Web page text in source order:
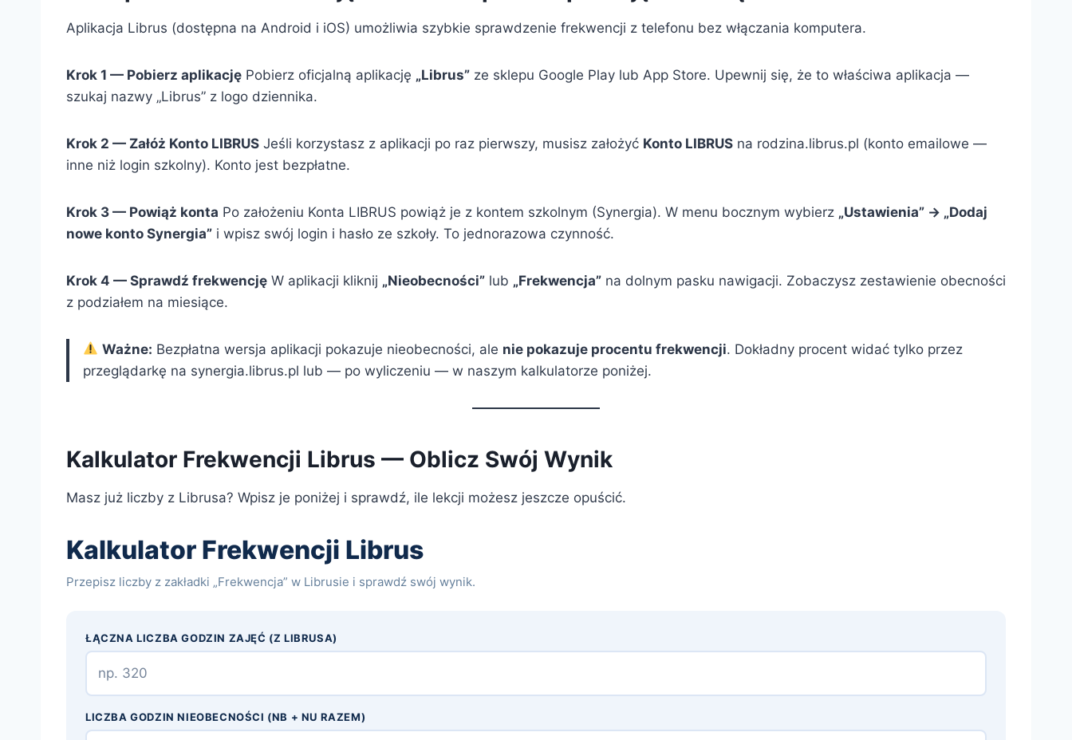
Aplikacja Librus (dostępna na Android i iOS) umożliwia szybkie sprawdzenie frekwencji z telefonu bez włączania komputera.
Krok 1 — Pobierz aplikację Pobierz oficjalną aplikację „Librus” ze sklepu Google Play lub App Store. Upewnij się, że to właściwa aplikacja —
szukaj nazwy „Librus” z logo dziennika.
Krok 2 — Załóż Konto LIBRUS Jeśli korzystasz z aplikacji po raz pierwszy, musisz założyć Konto LIBRUS na rodzina.librus.pl (konto emailowe —
inne niż login szkolny). Konto jest bezpłatne.
Krok 3 — Powiąż konta Po założeniu Konta LIBRUS powiąż je z kontem szkolnym (Synergia). W menu bocznym wybierz „Ustawienia” → „Dodaj
nowe konto Synergia” i wpisz swój login i hasło ze szkoły. To jednorazowa czynność.
Krok 4 — Sprawdź frekwencję W aplikacji kliknij „Nieobecności” lub „Frekwencja” na dolnym pasku nawigacji. Zobaczysz zestawienie obecności
z podziałem na miesiące.
Ważne: Bezpłatna wersja aplikacji pokazuje nieobecności, ale nie pokazuje procentu frekwencji. Dokładny procent widać tylko przez
przeglądarkę na synergia.librus.pl lub — po wyliczeniu — w naszym kalkulatorze poniżej.
Kalkulator Frekwencji Librus — Oblicz Swój Wynik
Masz już liczby z Librusa? Wpisz je poniżej i sprawdź, ile lekcji możesz jeszcze opuścić.
Kalkulator Frekwencji Librus
Przepisz liczby z zakładki „Frekwencja” w Librusie i sprawdź swój wynik.
ŁĄCZNA LICZBA GODZIN ZAJĘĆ (Z LIBRUSA)
LICZBA GODZIN NIEOBECNOŚCI (NB + NU RAZEM)